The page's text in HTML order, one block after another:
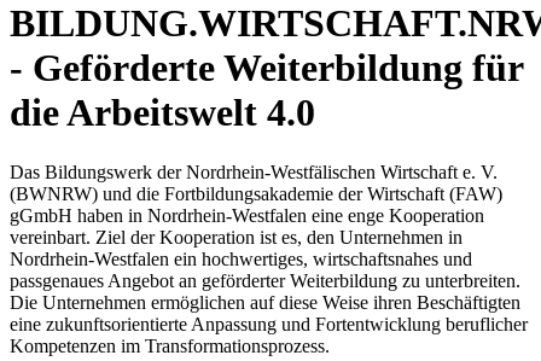
- Geförderte Weiterbildung für
die Arbeitswelt 4.0
Das Bildungswerk der Nordrhein-Westfälischen Wirtschaft e. V.
(BWNRW) und die Fortbildungsakademie der Wirtschaft (FAW)
gGmbH haben in Nordrhein-Westfalen eine enge Kooperation
vereinbart. Ziel der Kooperation ist es, den Unternehmen in
Nordrhein-Westfalen ein hochwertiges, wirtschaftsnahes und
passgenaues Angebot an geförderter Weiterbildung zu unterbreiten.
Die Unternehmen ermöglichen auf diese Weise ihren Beschäftigten
eine zukunftsorientierte Anpassung und Fortentwicklung beruflicher
Kompetenzen im Transformationsprozess.